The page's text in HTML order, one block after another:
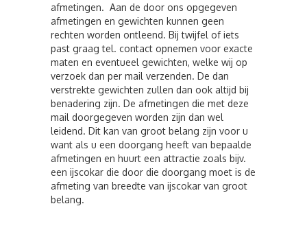
afmetingen. Aan de door ons opgegeven
afmetingen en gewichten kunnen geen
rechten worden ontleend. Bij twijfel of iets
past graag tel. contact opnemen voor exacte
maten en eventueel gewichten, welke wij op
verzoek dan per mail verzenden. De dan
verstrekte gewichten zullen dan ook altijd bij
benadering zijn. De afmetingen die met deze
mail doorgegeven worden zijn dan wel
leidend. Dit kan van groot belang zijn voor u
want als u een doorgang heeft van bepaalde
afmetingen en huurt een attractie zoals bijv.
een ijscokar die door die doorgang moet is de
afmeting van breedte van ijscokar van groot
belang.